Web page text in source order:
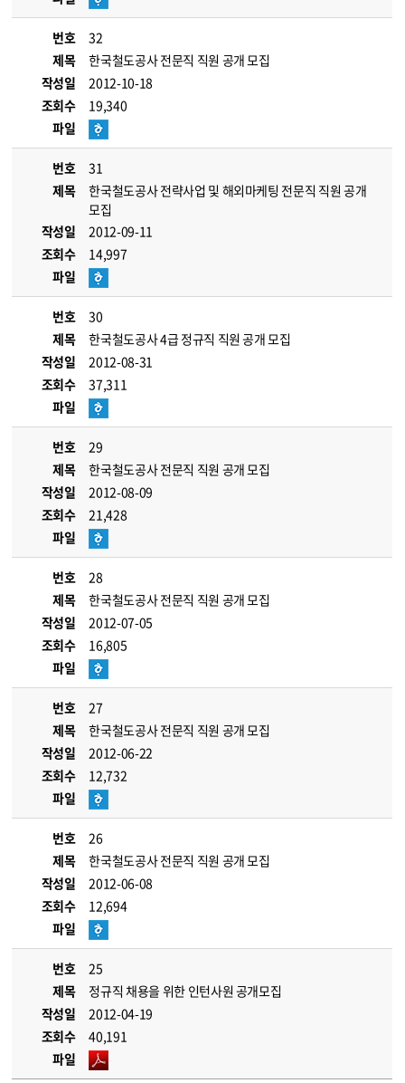
번호
32
제목
한국철도공사 전문직 직원 공개 모집
작성일
2012-10-18
조회수
19,340
파일
번호
31
제목
한국철도공사 전략사업 및 해외마케팅 전문직 직원 공개
모집
작성일
2012-09-11
조회수
14,997
파일
번호
30
제목
한국철도공사 4급 정규직 직원 공개 모집
작성일
2012-08-31
조회수
37,311
파일
번호
29
제목
한국철도공사 전문직 직원 공개 모집
작성일
2012-08-09
조회수
21,428
파일
번호
28
제목
한국철도공사 전문직 직원 공개 모집
작성일
2012-07-05
조회수
16,805
파일
번호
27
제목
한국철도공사 전문직 직원 공개 모집
작성일
2012-06-22
조회수
12,732
파일
번호
26
제목
한국철도공사 전문직 직원 공개 모집
작성일
2012-06-08
조회수
12,694
파일
번호
25
제목
정규직 채용을 위한 인턴사원 공개모집
작성일
2012-04-19
조회수
40,191
파일